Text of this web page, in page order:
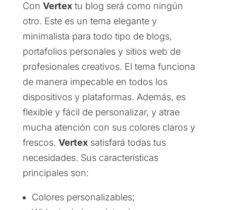
Con Vertextu blog será como ningún
otro. Este es un tema elegante y
minimalista para todo tipo de blogs,
portafolios personales y sitios web de
profesionales creativos. El tema funciona
de manera impecable en todos los
dispositivos y plataformas. Además, es
flexible y fácil de personalizar, y atrae
mucha atención con sus colores claros y
frescos. Vertexsatisfará todas tus
necesidades. Sus características
principales son:
Colores personalizables;